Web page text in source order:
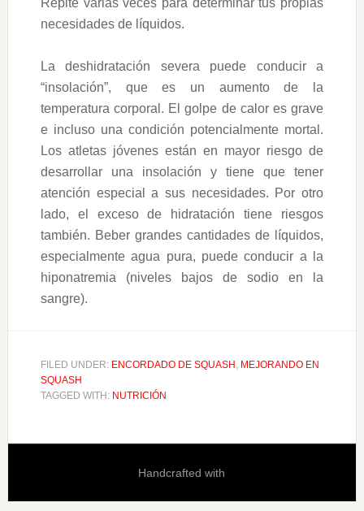
Repite varias veces para determinar tus propias
necesidades de líquidos.
La deshidratación severa puede conducir a
“insolación”, que es un aumento de la
temperatura corporal. El golpe de calor es grave
e incluso una condición potencialmente mortal.
Los atletas jóvenes están en mayor riesgo de
desarrollar una insolación y tiene que tener
atención especial a sus necesidades. Por otro
lado, el exceso de hidratación tiene riesgos
también. Beber grandes cantidades de líquidos,
especialmente agua pura, puede conducir a la
hiponatremia (niveles bajos de sodio en la
sangre).
FILED UNDER: ENCORDADO DE SQUASH , MEJORANDO EN
SQUASH
TAGGED WITH: NUTRICIÓN
Handcrafted with